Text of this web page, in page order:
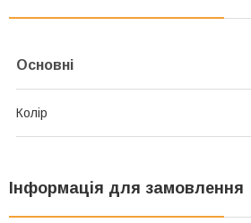
Основні
Колір
Інформація для замовлення